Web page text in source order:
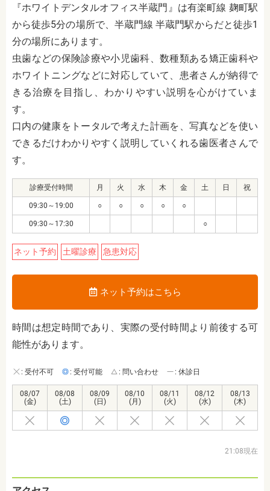
『ホワイトデンタルオフィス半蔵門 』は有楽町線 麹町駅
から徒歩5分の場所で、半蔵門線 半蔵門駅からだと徒歩1
分の場所にあります。
虫歯などの保険診療や小児歯科、数種類ある矯正歯科や
ホワイトニングなどに対応していて、患者さんが納得で
きる治療を目指し、わかりやすい説明を心がけていま
す。
口内の健康をトータルで考えた計画を、写真などを使い
できるだけわかりやすく説明していくれる歯医者さんで
す。
診療受付時間 月 火 水 木 金 土 日 祝
09:30～19:00 ○ ○ ○ ○ ○
09:30～17:30 ○
ネット予約 土曜診療 急患対応
ネット予約はこちら
時間は想定時間であり、実際の受付時間より前後する可
能性があります。
: 受付不可 : 受付可能 : 問い合わせ : 休診日
08/07
(金)
08/08
(土)
08/09
(日)
08/10
(月)
08/11
(火)
08/12
(水)
08/13
(木)
21:08現在